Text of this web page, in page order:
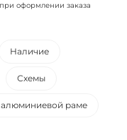
оформлении заказа
Наличие
Схемы
алюминиевой раме